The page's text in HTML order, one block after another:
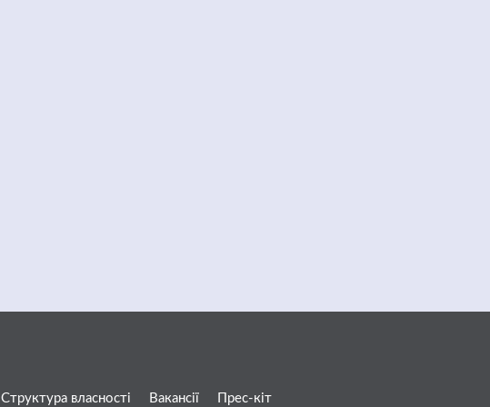
Структура власності Вакансії Прес-кіт